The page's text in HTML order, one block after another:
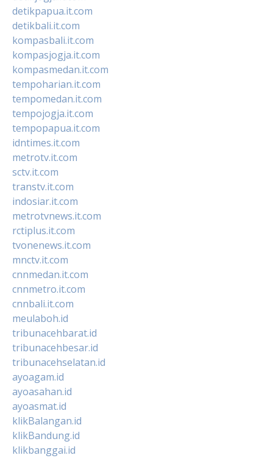
detikpapua.it.com
detikbali.it.com
kompasbali.it.com
kompasjogja.it.com
kompasmedan.it.com
tempoharian.it.com
tempomedan.it.com
tempojogja.it.com
tempopapua.it.com
idntimes.it.com
metrotv.it.com
sctv.it.com
transtv.it.com
indosiar.it.com
metrotvnews.it.com
rctiplus.it.com
tvonenews.it.com
mnctv.it.com
cnnmedan.it.com
cnnmetro.it.com
cnnbali.it.com
meulaboh.id
tribunacehbarat.id
tribunacehbesar.id
tribunacehselatan.id
ayoagam.id
ayoasahan.id
ayoasmat.id
klikBalangan.id
klikBandung.id
klikbanggai.id